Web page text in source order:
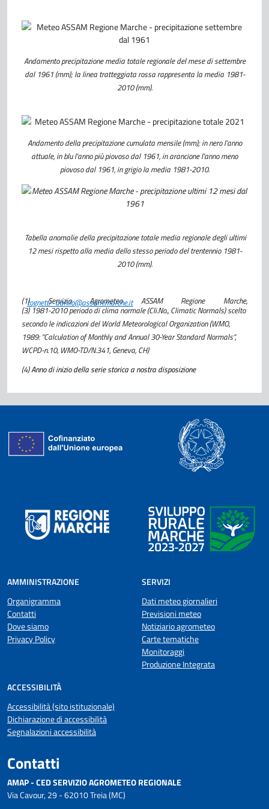
Andamento precipitazione media totale regionale del mese di settembre
dal 1961 (mm); la linea tratteggiata rossa rappresenta la media 1981-
2010 (mm).
Andamento della precipitazione cumulata mensile (mm); in nero l'anno
attuale, in blu l'anno più piovoso dal 1961, in arancione l'anno meno
piovoso dal 1961, in grigio la media 1981-2010.
Tabella anomalie della precipitazione totale media regionale degli ultimi
12 mesi rispetto alla media dello stesso periodo del trentennio 1981-
2010 (mm).
(1) Servizio Agrometeo ASSAM Regione Marche,
tognetti_danilo@assam.marche.it
(3) 1981-2010 periodo di clima normale (Cli.No., Climatic Normals) scelto
secondo le indicazioni del World Meteorological Organization (WMO,
1989: “Calculation of Monthly and Annual 30-Year Standard Normals”,
WCPD-n.10, WMO-TD/N.341, Geneva, CH)
(4)Anno di inizio della serie storica a nostra disposizione
AMMINISTRAZIONE
Organigramma
Contatti
Dove siamo
Privacy Policy
SERVIZI
Dati meteo giornalieri
Previsioni meteo
Notiziario agrometeo
Carte tematiche
Monitoraggi
Produzione Integrata
ACCESSIBILITÀ
Accessibilità (sito istituzionale)
Dichiarazione di accessibilità
Segnalazioni accessibilità
Contatti
AMAP - CED SERVIZIO AGROMETEO REGIONALE
Via Cavour, 29 - 62010 Treia (MC)